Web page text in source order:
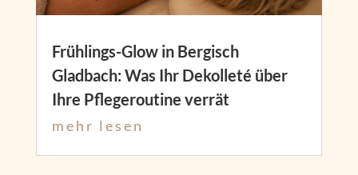
Frühlings-Glow in Bergisch
Gladbach: Was Ihr Dekolleté über
Ihre Pflegeroutine verrät
mehr lesen